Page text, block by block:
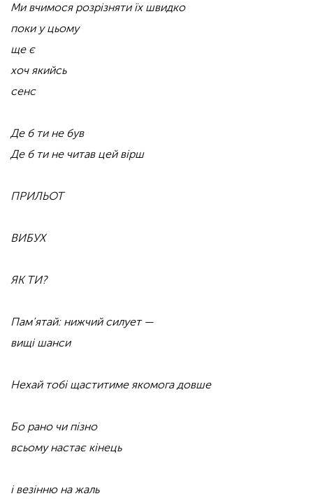
Ми вчимося розрізняти їх швидко
поки у цьому
ще є
хоч якийсь
сенс
Де б ти не був
Де б ти не читав цей вірш
ПРИЛЬОТ
ВИБУХ
ЯК ТИ?
Пам’ятай: нижчий силует —
вищі шанси
Нехай тобі щаститиме якомога довше
Бо рано чи пізно
всьому настає кінець
і везінню на жаль